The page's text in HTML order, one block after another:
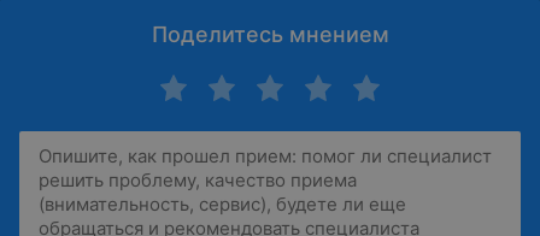
Поделитесь мнением